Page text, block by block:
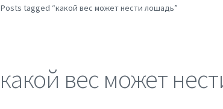
Posts tagged “какой вес может нести лошадь”
какой вес может